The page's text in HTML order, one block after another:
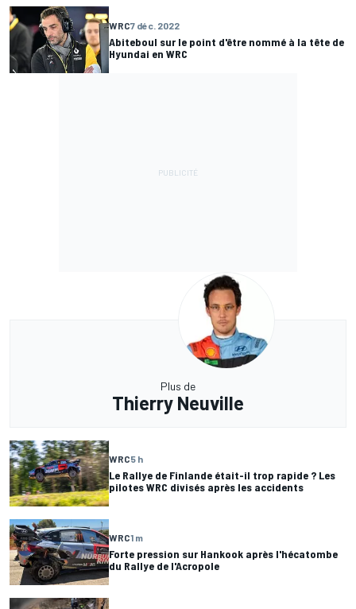
WRC7 déc. 2022
Abiteboul sur le point d'être nommé à la tête de
Hyundai en WRC
Plus de
Thierry Neuville
WRC5 h
Le Rallye de Finlande était-il trop rapide ? Les
pilotes WRC divisés après les accidents
WRC1 m
Forte pression sur Hankook après l'hécatombe
du Rallye de l'Acropole